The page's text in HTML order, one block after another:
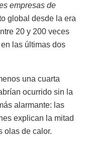
empresas de
global desde la era
20 y 200 veces
las últimas dos
una cuarta
ocurrido sin la
alarmante: las
explican la mitad
olas de calor.